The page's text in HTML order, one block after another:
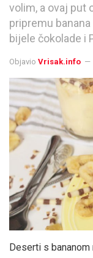
volim, a ovaj put
pripremu
bijele čokolade i
Objavio Vrisak.info
Deserti s